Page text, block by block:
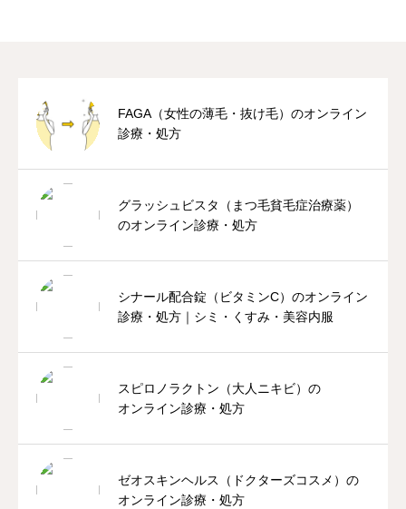
FAGA（女性の薄毛・抜け毛）のオンライン
診療・処方
グラッシュビスタ（まつ毛貧毛症治療薬）
のオンライン診療・処方
シナール配合錠（ビタミンC）のオンライン
診療・処方｜シミ・くすみ・美容内服
スピロノラクトン（大人ニキビ）の
オンライン診療・処方
ゼオスキンヘルス（ドクターズコスメ）の
オンライン診療・処方